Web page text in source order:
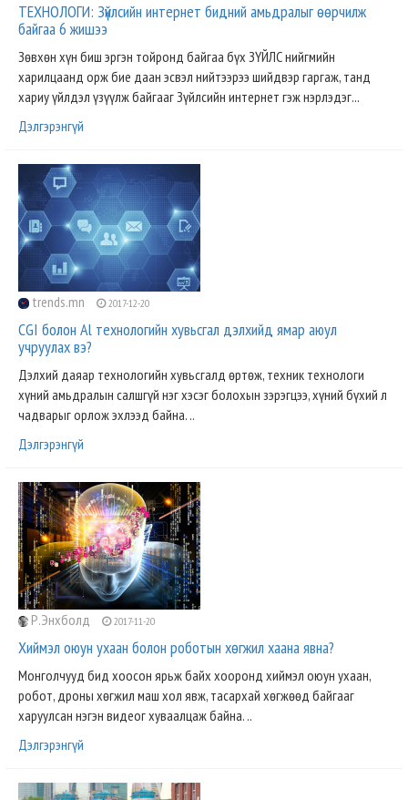
ТЕХНОЛОГИ: Зүйлсийн интернет бидний амьдралыг өөрчилж
байгаа 6 жишээ
Зөвхөн хүн биш эргэн тойронд байгаа бүх ЗҮЙЛС нийгмийн
харилцаанд орж бие даан эсвэл нийтээрээ шийдвэр гаргаж, танд
хариу үйлдэл үзүүлж байгааг Зүйлсийн интернет гэж нэрлэдэг...
Дэлгэрэнгүй
trends.mn 2017-12-20
CGI болон Al технологийн хувьсгал дэлхийд ямар аюул
учруулах вэ?
Дэлхий даяар технологийн хувьсгалд өртөж, техник технологи
хүний амьдралын салшгүй нэг хэсэг болохын зэрэгцээ, хүний бүхий л
чадварыг орлож эхлээд байна. ..
Дэлгэрэнгүй
Р.Энхболд 2017-11-20
Хиймэл оюун ухаан болон роботын хөгжил хаана явна?
Монголчууд бид хоосон ярьж байх хооронд хиймэл оюун ухаан,
робот, дроны хөгжил маш хол явж, тасархай хөгжөөд байгааг
харуулсан нэгэн видеог хуваалцаж байна. ..
Дэлгэрэнгүй